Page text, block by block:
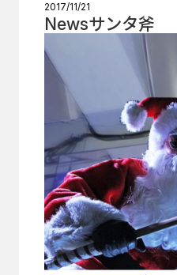
2017/11/21
Newsサンタ斧